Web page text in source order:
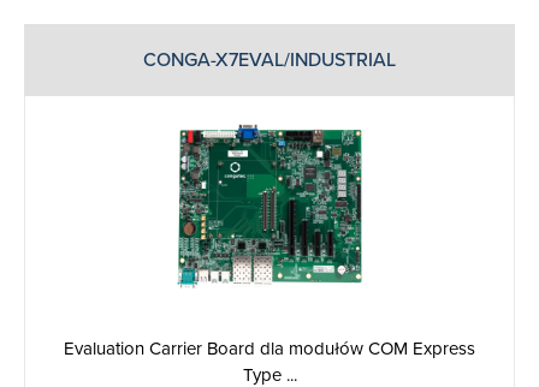
CONGA-X7EVAL/INDUSTRIAL
Evaluation Carrier Board dla modułów COM Express
Type ...